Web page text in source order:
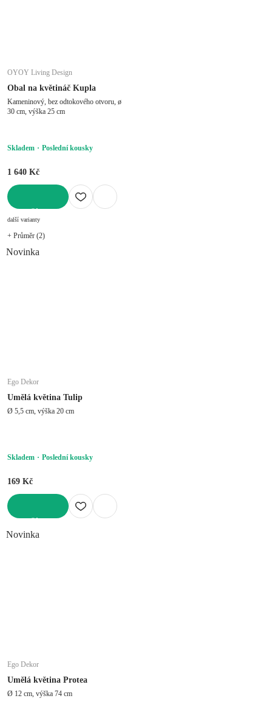
OYOY Living Design
Obal na květináč Kupla
Kameninový, bez odtokového otvoru, ø
30 cm, výška 25 cm
Skladem Poslední kousky
1 640 Kč
další varianty
+ Průměr (2)
Novinka
Ego Dekor
Umělá květina Tulip
Ø 5,5 cm, výška 20 cm
Skladem Poslední kousky
169 Kč
Novinka
Ego Dekor
Umělá květina Protea
Ø 12 cm, výška 74 cm